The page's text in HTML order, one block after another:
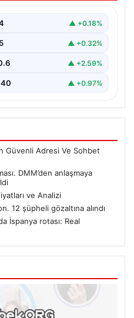
▲ +0.18%
▲ +0.32%
▲ +2.59%
▲ +0.97%
Güvenli Adresi Ve Sohbet
DMM’den anlaşmaya
ve Analizi
12 şüpheli gözaltına alındı
İspanya rotası: Real